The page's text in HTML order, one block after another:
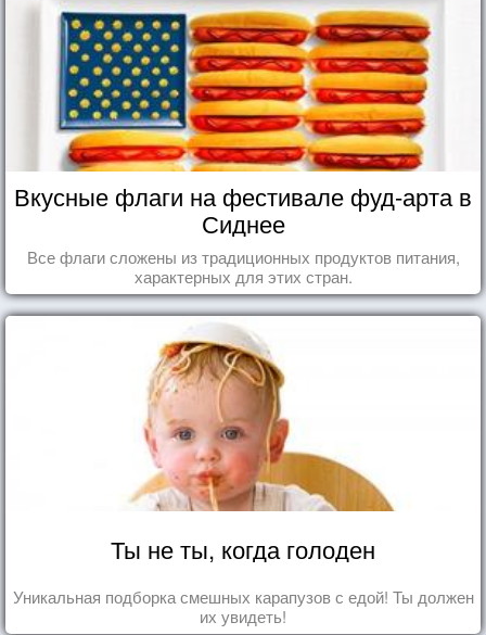
Вкусные флаги на фестивале фуд-арта в
Сиднее
Все флаги сложены из традиционных продуктов питания,
характерных для этих стран.
Ты не ты, когда голоден
Уникальная подборка смешных карапузов с едой! Ты должен
их увидеть!